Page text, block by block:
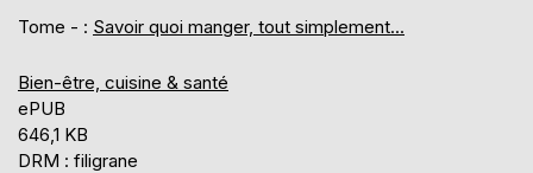
Tome - : Savoir quoi manger, tout simplement...
Bien-être, cuisine & santé
ePUB
646,1 KB
DRM : filigrane